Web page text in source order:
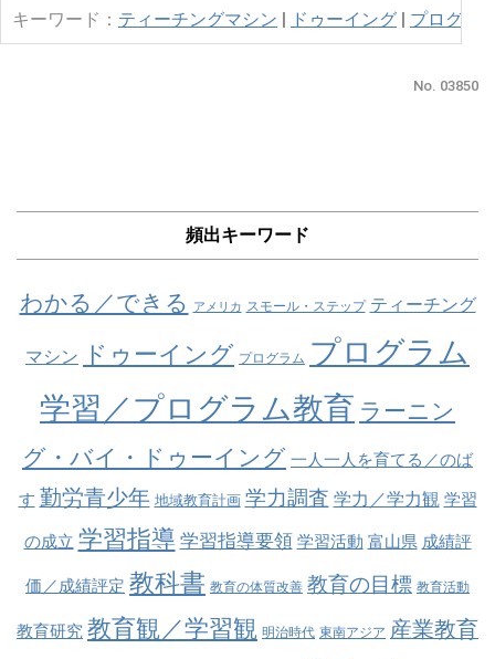
キーワード： ティーチングマシン | ドゥーイング | プログラ
No. 03850
頻出キーワード
わかる／できる アメリカ スモール・ステップ ティーチング
マシン ドゥーイング プログラム プログラム
学習／プログラム教育 ラーニン
グ・バイ・ドゥーイング 一人一人を育てる／のば
す 勤労青少年 地域教育計画 学力調査 学力／学力観 学習
の成立 学習指導 学習指導要領 学習活動 富山県 成績評
価／成績評定 教科書 教育の体質改善 教育の目標 教育活動
教育研究 教育観／学習観 明治時代 東南アジア 産業教育